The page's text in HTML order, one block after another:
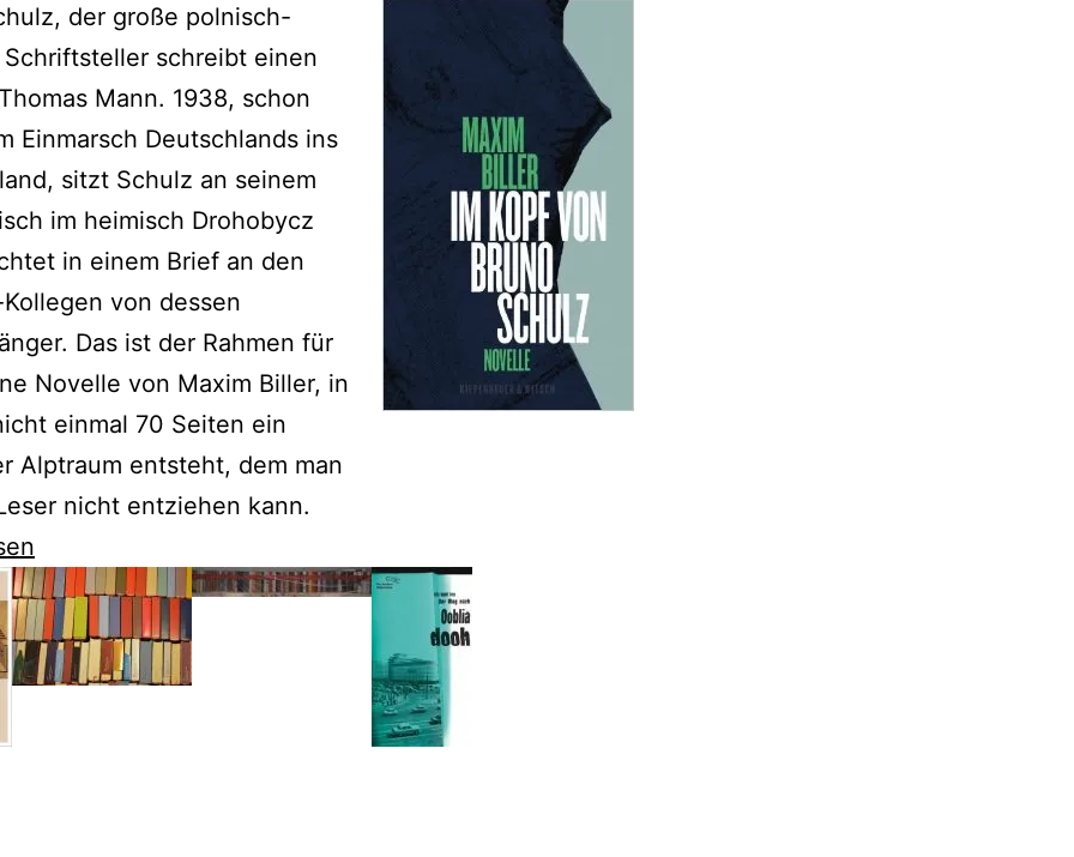
der große polnisch-
schreibt einen
Mann. 1938, schon
Einmarsch Deutschlands ins
sitzt Schulz an seinem
im heimisch Drohobycz
in einem Brief an den
von dessen
Das ist der Rahmen für
Novelle von Maxim Biller, in
einmal 70 Seiten ein
Alptraum entsteht, dem man
nicht entziehen kann.